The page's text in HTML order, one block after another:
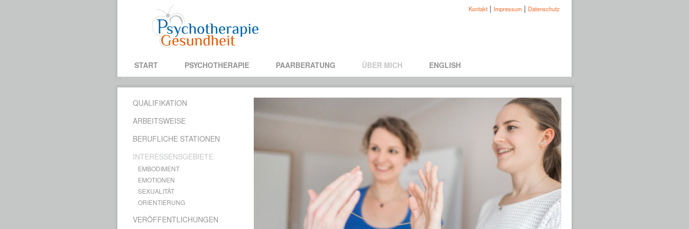
Kontakt | Impressum | Datenschutz
START PSYCHOTHERAPIE PAARBERATUNG ÜBER MICH ENGLISH
QUALIFIKATION
ARBEITSWEISE
BERUFLICHE STATIONEN
INTERESSENSGEBIETE
EMBODIMENT
EMOTIONEN
SEXUALITÄT
ORIENTIERUNG
VERÖFFENTLICHUNGEN